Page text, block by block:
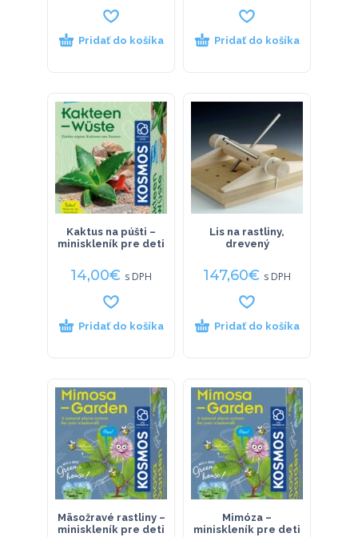
Pridať do košíka Pridať do košíka
Kaktus na púšti –
miniskleník pre deti
14,00€ s DPH
Pridať do košíka
Lis na rastliny,
drevený
147,60€ s DPH
Pridať do košíka
Mäsožravé rastliny –
miniskleník pre deti
Mimóza –
miniskleník pre deti